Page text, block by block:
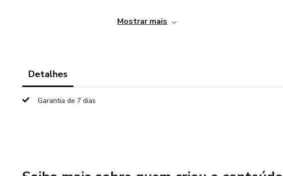
Negativas de cobertura
Mostrar mais
Detalhes
Garantia de 7 dias